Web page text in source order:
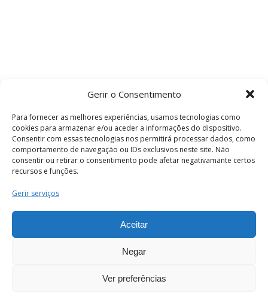
Gerir o Consentimento
Para fornecer as melhores experiências, usamos tecnologias como
cookies para armazenar e/ou aceder a informações do dispositivo.
Consentir com essas tecnologias nos permitirá processar dados, como
comportamento de navegação ou IDs exclusivos neste site. Não
consentir ou retirar o consentimento pode afetar negativamante certos
recursos e funções.
Gerir serviços
Aceitar
Negar
Ver preferências
Termos e Condições
os direitos reservados.